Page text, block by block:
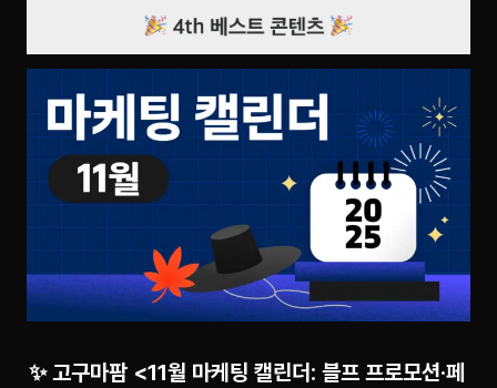
✨ 고구마팜 <11월 마케팅 캘린더: 블프 프로모션·페